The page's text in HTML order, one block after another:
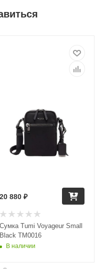
Сумка Tumi Voyageur Small
Black TM0016
В наличии
20 880 ₽